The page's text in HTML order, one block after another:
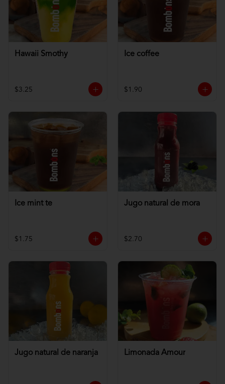
Hawaii Smothy
$3.25
Ice coffee
$1.90
Ice mint te
$1.75
Jugo natural de mora
$2.70
Jugo natural de naranja Limonada Amour